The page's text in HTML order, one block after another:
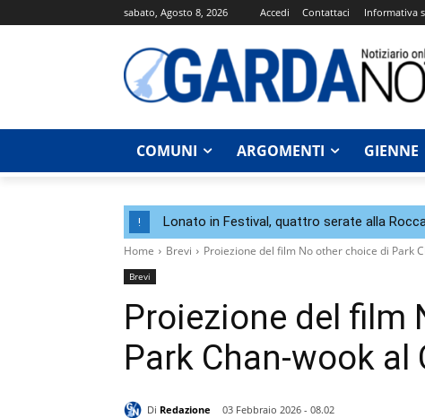
sabato, Agosto 8, 2026 Accedi Contattaci Informativa
COMUNI ARGOMENTI GIENNE
! Lonato in Festival, quattro serate alla
Home Brevi Proiezione del film No other choice di Park
Brevi
Proiezione del film
Park Chan‑wook
Di Redazione
03 Febbraio 2026 - 08.02